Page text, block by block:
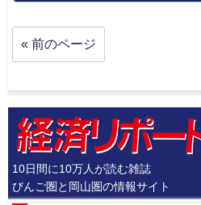
« 前のページ
10日間に10万人が読む雑誌
びんご圏と岡山圏の情報サイト